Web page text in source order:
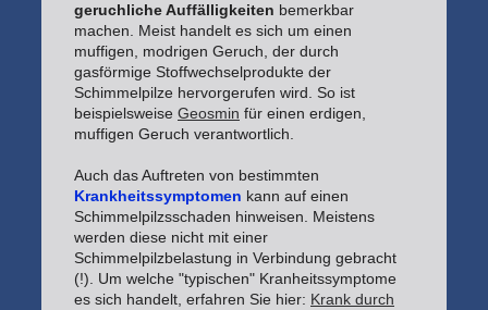
geruchliche Auffälligkeiten bemerkbar
machen. Meist handelt es sich um einen
muffigen, modrigen Geruch, der durch
gasförmige Stoffwechselprodukte der
Schimmelpilze hervorgerufen wird. So ist
beispielsweise Geosmin für einen erdigen,
muffigen Geruch verantwortlich.
Auch das Auftreten von bestimmten
Krankheitssymptomen kann auf einen
Schimmelpilzsschaden hinweisen. Meistens
werden diese nicht mit einer
Schimmelpilzbelastung in Verbindung gebracht
(!). Um welche "typischen" Kranheitssymptome
es sich handelt, erfahren Sie hier: Krank durch